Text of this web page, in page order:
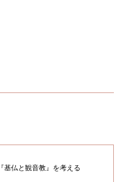
基仏と観音教』を考える